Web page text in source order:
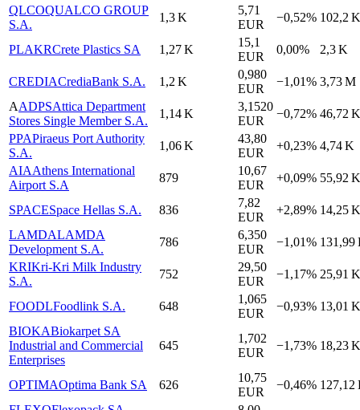
QLCOQUALCO GROUP
S.A.
1,3 K
5,71
EUR
−0,52% 102,2 K
PLAKRCrete Plastics SA 1,27 K
15,1
EUR
0,00% 2,3 K
CREDIACrediaBank S.A. 1,2 K
0,980
EUR
−1,01% 3,73 M
AADPSAttica Department
Stores Single Member S.A.
1,14 K
3,1520
EUR
−0,72% 46,72 K
PPAPiraeus Port Authority
S.A.
1,06 K
43,80
EUR
+0,23% 4,74 K
AIAAthens International
Airport S.A
879
10,67
EUR
+0,09% 55,92 K
SPACESpace Hellas S.A. 836
7,82
EUR
+2,89% 14,25 K
LAMDALAMDA
Development S.A.
786
6,350
EUR
−1,01% 131,99
KRIKri-Kri Milk Industry
S.A.
752
29,50
EUR
−1,17% 25,91 K
FOODLFoodlink S.A. 648
1,065
EUR
−0,93% 13,01 K
BIOKABiokarpet SA
Industrial and Commercial
Enterprises
645
1,702
EUR
−1,73% 18,23 K
OPTIMAOptima Bank SA 626
10,75
EUR
−0,46% 127,12